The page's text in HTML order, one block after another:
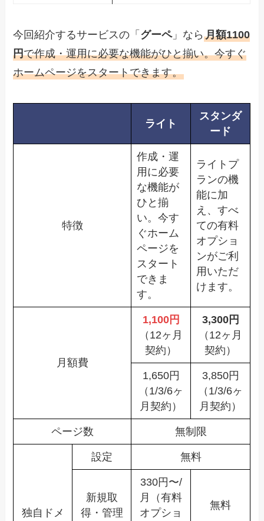
今回紹介するサービスの「 グーペ」なら月額1100
円で作成・運用に必要な機能がひと揃い。今すぐ
ホームページをスタートできます。
ライト
スタンダ
ード
特徴
作成・運
用に必要
な機能が
ひと揃
い。今す
ぐホーム
ページを
スタート
できま
す。
ライトプ
ランの機
能に加
え、すべ
ての有料
オプショ
ンがご利
用いただ
けます。
月額費
1,100円
（12ヶ月
契約）
3,300円
（12ヶ月
契約）
1,650円
（1/3/6ヶ
月契約）
3,850円
（1/3/6ヶ
月契約）
ページ数 無制限
独自ドメ
設定 無料
新規取
得・管理
330円〜/
月（有料
オプショ
無料